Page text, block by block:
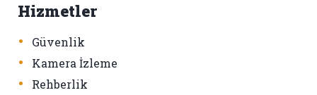
Hizmetler
• Güvenlik
• Kamera İzleme
• Rehberlik